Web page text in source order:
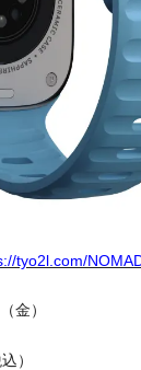
tyo2l.com/
金）
）